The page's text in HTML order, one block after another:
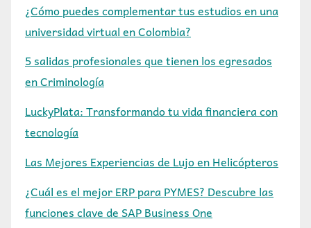
¿Cómo puedes complementar tus estudios en una
universidad virtual en Colombia?
5 salidas profesionales que tienen los egresados
en Criminología
LuckyPlata: Transformando tu vida financiera con
tecnología
Las Mejores Experiencias de Lujo en Helicópteros
¿Cuál es el mejor ERP para PYMES? Descubre las
funciones clave de SAP Business One